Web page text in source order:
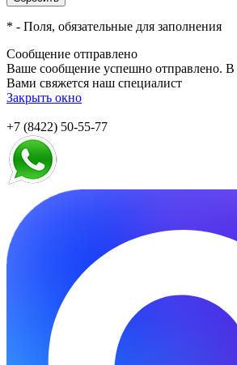
* - Поля, обязательные для заполнения
Сообщение отправлено
Ваше сообщение успешно отправлено.
Вами свяжется наш специалист
Закрыть окно
+7 (8422) 50-55-77